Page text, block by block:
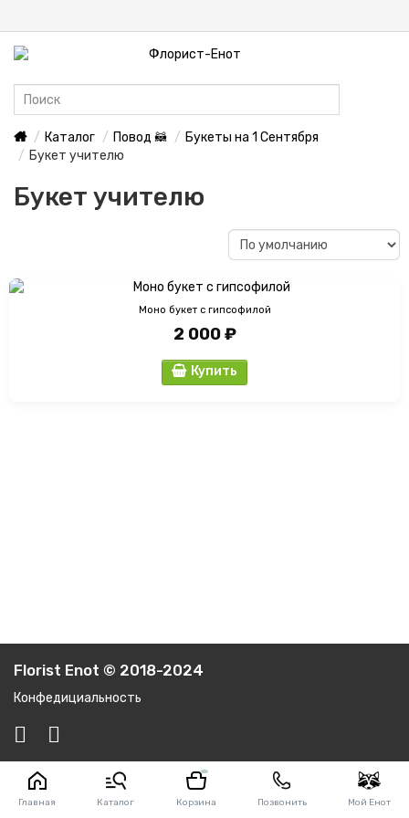
Главная Каталог Корзина Позвонить Мой Енот
Каталог Повод 🦝
Букеты на 1 Сентября
Букет учителю
Букет учителю
Моно букет с гипсофилой
2 000 ₽
Купить
Florist Enot © 2018-2024
Конфедициальность